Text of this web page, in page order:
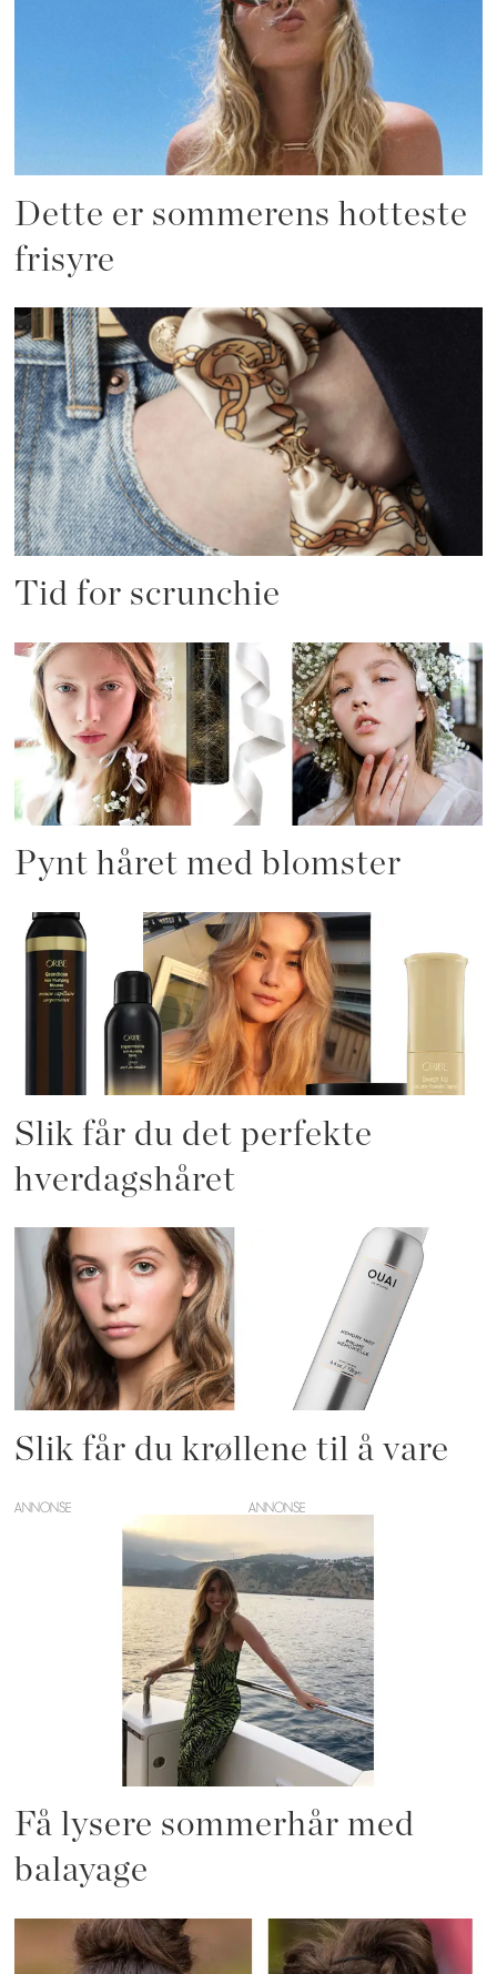
Dette er sommerens hotteste
frisyre
Tid for scrunchie
Pynt håret med blomster
Slik får du det perfekte
hverdagshåret
Slik får du krøllene til å vare
ANNONSE
Få lysere sommerhår med
balayage